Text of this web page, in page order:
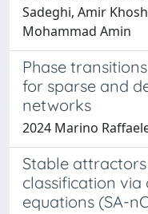
Sadeghi, Amir
Mohammad Amin
Phase
for sparse and
networks
2024 Marino
Stable
classification
equations (SA-